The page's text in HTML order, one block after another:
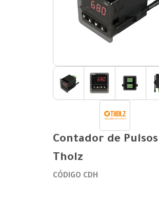
Contador de Pulsos |
Tholz
CÓDIGO CDH